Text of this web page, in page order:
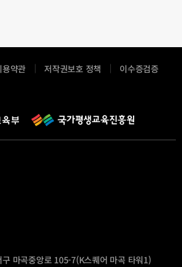
탐색
보험상품
증권계좌
용약관 저작권보호 정책
이수증검증
마곡중앙로 105-7(K스퀘어 마곡 타워1)